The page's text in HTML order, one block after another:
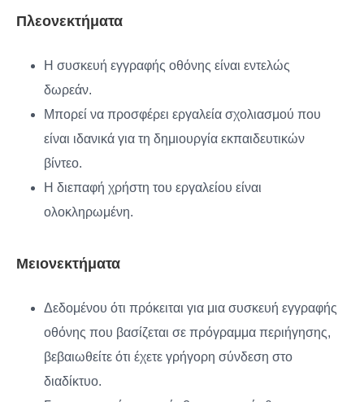
Πλεονεκτήματα
Η συσκευή εγγραφής οθόνης είναι εντελώς
δωρεάν.
Μπορεί να προσφέρει εργαλεία σχολιασμού που
είναι ιδανικά για τη δημιουργία εκπαιδευτικών
βίντεο.
Η διεπαφή χρήστη του εργαλείου είναι
ολοκληρωμένη.
Μειονεκτήματα
Δεδομένου ότι πρόκειται για μια συσκευή εγγραφής
οθόνης που βασίζεται σε πρόγραμμα περιήγησης,
βεβαιωθείτε ότι έχετε γρήγορη σύνδεση στο
διαδίκτυο.